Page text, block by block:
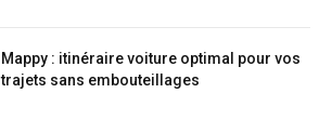
Mappy : itinéraire voiture optimal pour vos
trajets sans embouteillages